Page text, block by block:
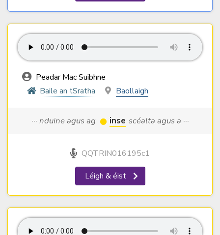
Peadar Mac Suibhne
Baile an tSratha
Baollaigh
··· nduine agus ag inse scéalta agus a ···
QQTRIN016195c1
Léigh & éist